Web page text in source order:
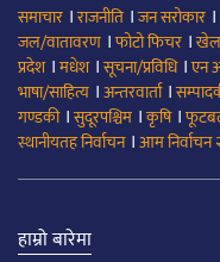
समाचार ।राजनीति ।जन सरोकार ।
जल/वातावरण ।फोटो फिचर ।खेल
प्रदेश।मधेश।सूचना/प्रविधि।एन
भाषा/साहित्य ।अन्तरवार्ता।
गण्डकी।सुदूरपश्चिम ।कृषि।
स्थानीयतह निर्वाचन।आम निर्वाचन
हाम्रो बारेमा